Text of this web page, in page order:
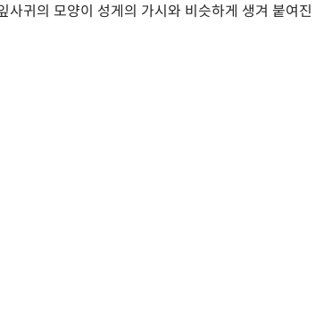
귀의 모양이 성게의 가시와 비슷하게 생겨 붙여